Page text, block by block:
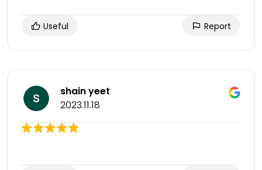
Useful Report
shain yeet
2023.11.18